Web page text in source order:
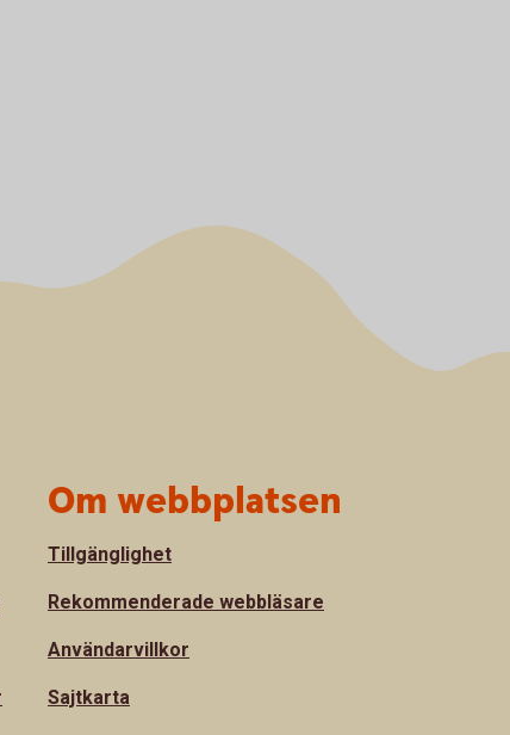
Om webbplatsen
Tillgänglighet
Rekommenderade webbläsare
Användarvillkor
Sajtkarta